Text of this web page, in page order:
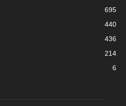
695
440
436
214
6